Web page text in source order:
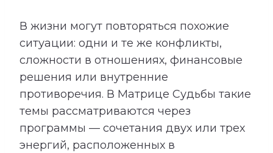
В жизни могут повторяться похожие
ситуации: одни и те же конфликты,
сложности в отношениях, финансовые
решения или внутренние
противоречия. В Матрице Судьбы такие
темы рассматриваются через
программы — сочетания двух или трех
энергий, расположенных в